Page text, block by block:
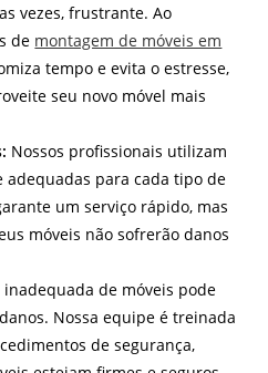
vezes, frustrante. Ao
de montagem de móveis em
tempo e evita o estresse,
seu novo móvel mais
Nossos profissionais utilizam
para cada tipo de
um serviço rápido, mas
móveis não sofrerão danos
de móveis pode
Nossa equipe é treinada
de segurança,